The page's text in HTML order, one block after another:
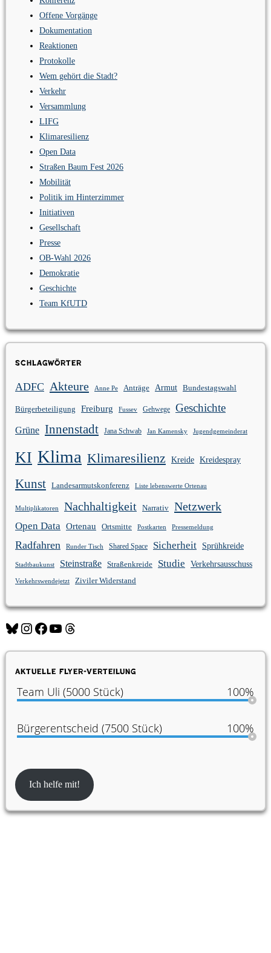
Offene Vorgänge
Dokumentation
Reaktionen
Protokolle
Wem gehört die Stadt?
Verkehr
Versammlung
LIFG
Klimaresilienz
Open Data
Straßen Baum Fest 2026
Mobilität
Politik im Hinterzimmer
Initiativen
Gesellschaft
Presse
OB-Wahl 2026
Demokratie
Geschichte
Team KfUTD
Schlagwörter
ADFC Akteure Anne Pe Anträge Armut Bundestagswahl
Bürgerbeteiligung Freiburg Fussev Gehwege Geschichte
Grüne Innenstadt Jana Schwab Jan Kamensky Jugendgemeinderat
KI Klima Klimaresilienz Kreide Kreidespray
Kunst Landesarmutskonferenz Liste lebenswerte Ortenau
Multiplikatoren Nachhaltigkeit Narrativ Netzwerk
Open Data Ortenau Ortsmitte Postkarten Pressemeldung
Radfahren Runder Tisch Shared Space Sicherheit Sprühkreide
Stadtbaukunst Steinstraße Straßenkreide Studie Verkehrsausschuss
Verkehrswendejetzt Ziviler Widerstand
Aktuelle Flyer-Verteilung
Team Uli (5000 Stück) 100%
Bürgerentscheid (7500 Stück) 100%
Ich helfe mit!